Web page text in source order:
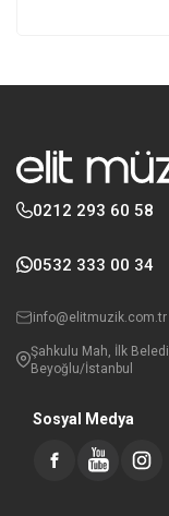
0212 293 60 58
0532 333 00 34
info@elitmuzik.com.tr
Şahkulu Mah, İlk
Beyoğlu/İstanbul
Sosyal Medya